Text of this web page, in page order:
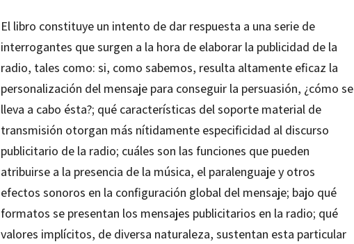
El libro constituye un intento de dar respuesta a una serie de
interrogantes que surgen a la hora de elaborar la publicidad de la
radio, tales como: si, como sabemos, resulta altamente eficaz la
personalización del mensaje para conseguir la persuasión, ¿cómo se
lleva a cabo ésta?; qué características del soporte material de
transmisión otorgan más nítidamente especificidad al discurso
publicitario de la radio; cuáles son las funciones que pueden
atribuirse a la presencia de la música, el paralenguaje y otros
efectos sonoros en la configuración global del mensaje; bajo qué
formatos se presentan los mensajes publicitarios en la radio; qué
valores implícitos, de diversa naturaleza, sustentan esta particular